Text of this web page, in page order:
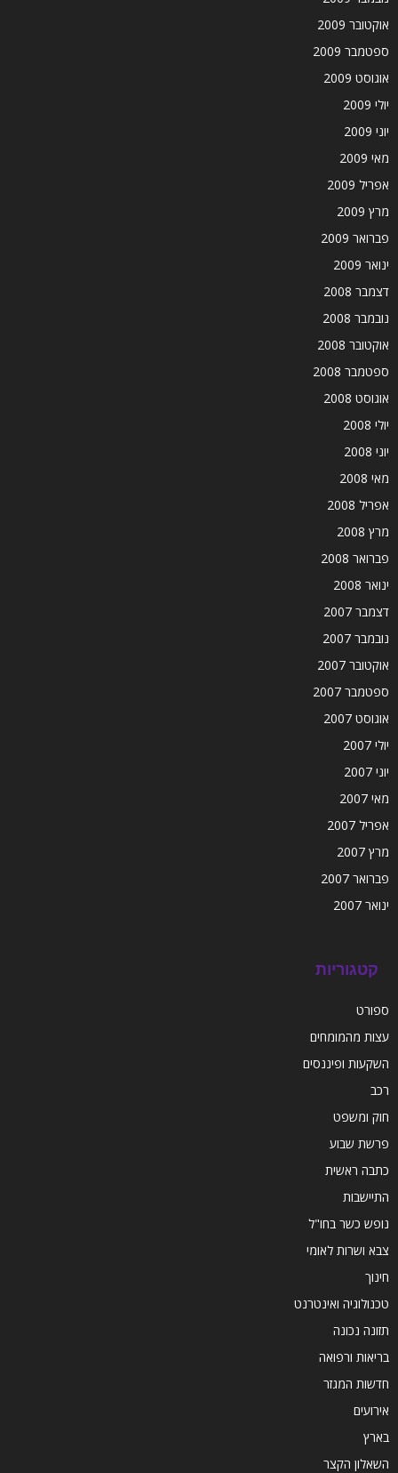
אוקטובר 2009
ספטמבר 2009
אוגוסט 2009
יולי 2009
יוני 2009
מאי 2009
אפריל 2009
מרץ 2009
פברואר 2009
ינואר 2009
דצמבר 2008
נובמבר 2008
אוקטובר 2008
ספטמבר 2008
אוגוסט 2008
יולי 2008
יוני 2008
מאי 2008
אפריל 2008
מרץ 2008
פברואר 2008
ינואר 2008
דצמבר 2007
נובמבר 2007
אוקטובר 2007
ספטמבר 2007
אוגוסט 2007
יולי 2007
יוני 2007
מאי 2007
אפריל 2007
מרץ 2007
פברואר 2007
ינואר 2007
קטגוריות
ספורט
עצות מהמומחים
השקעות ופיננסים
רכב
חוק ומשפט
פרשת שבוע
כתבה ראשית
התיישבות
נופש כשר בחו"ל
צבא ושרות לאומי
חינוך
טכנולוגיה ואינטרנט
תזונה נכונה
בריאות ורפואה
חדשות המגזר
אירועים
בארץ
השאלון הקצר